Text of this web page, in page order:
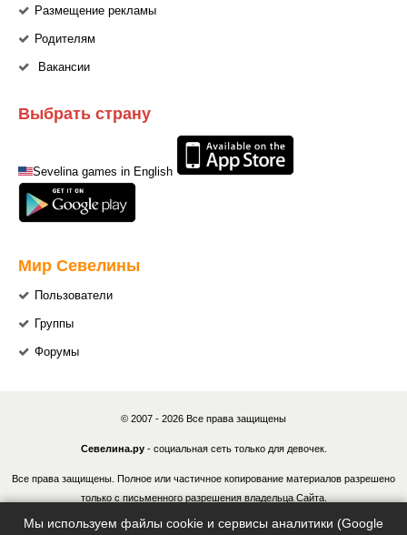
Размещение рекламы
Родителям
Вакансии
Выбрать страну
Sevelina games in English
Мир Севелины
Пользователи
Группы
Форумы
© 2007 - 2026 Все права защищены
Севелина.ру- социальная сеть только для девочек.
Все права защищены. Полное или частичное копирование материалов разрешено
только с письменного разрешения владельца Сайта.
В случае обнаружения нарушений, виновные лица могут быть привлечены к
Мы используем файлы cookie и сервисы аналитики (Google